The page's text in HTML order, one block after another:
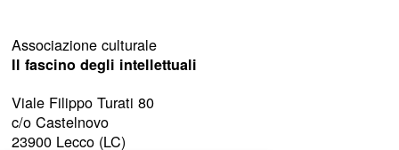
Associazione culturale
Il fascino degli intellettuali
Viale Filippo Turati 80
c/o Castelnovo
23900 Lecco (LC)